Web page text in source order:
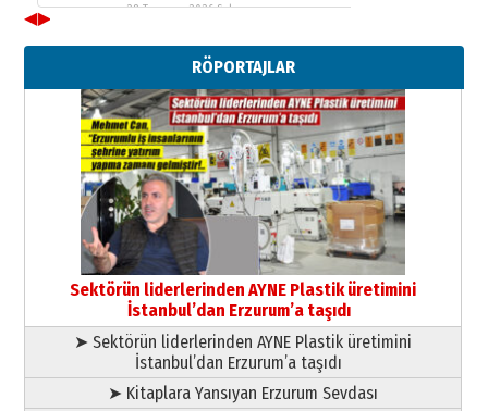
28 Temmuz 2026 Salı
Ahmed Yesevi’den bir Alperen…
”Reisimiz” idi… Hakka yürüdü.!
26 Mart 2026 Perşembe
Cem Bakırcı
Ardında bıraktığı hatıralarıyla
gönül adamı Faruk Terzioğlu!
13 Mayıs 2026 Çarşamba
Esat BİNDESEN
Başkan Sekmen’den Erzurum’a
bir vizyon proje daha!
02 Ağustos 2026 Pazar
◀▶
RÖPORTAJLAR
Sektörün liderlerinden AYNE Plastik üretimini
İstanbul’dan Erzurum’a taşıdı
➤ Sektörün liderlerinden AYNE Plastik üretimini
İstanbul’dan Erzurum’a taşıdı
➤ Kitaplara Yansıyan Erzurum Sevdası